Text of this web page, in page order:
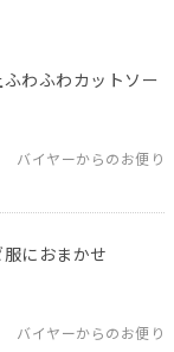
わふわカットソー
バイヤーからのお便り
におまかせ
バイヤーからのお便り